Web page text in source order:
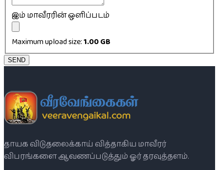
இம் மாவீரரின் ஒளிப்படம்
Maximum upload size:1.00 GB
SEND
தாயக விடுதலைக்காய் வித்தாகிய மாவீரர்
விபரங்களை ஆவணப்படுத்தும் ஓர் தரவுத்தளம்.